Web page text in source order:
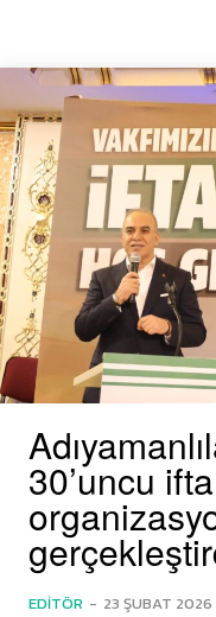
30’uncu
EDITÖR - 23 ŞUBAT 2026